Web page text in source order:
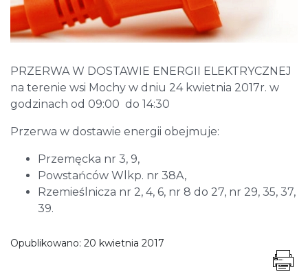
PRZERWA W DOSTAWIE ENERGII ELEKTRYCZNEJ
na terenie wsi Mochy w dniu 24 kwietnia 2017r. w
godzinach od 09:00 do 14:30
Przerwa w dostawie energii obejmuje:
Przemęcka nr 3, 9,
Powstańców Wlkp. nr 38A,
Rzemieślnicza nr 2, 4, 6, nr 8 do 27, nr 29, 35, 37,
39.
Opublikowano: 20 kwietnia 2017